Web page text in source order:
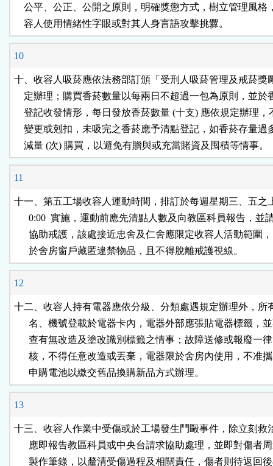
公平、公正、公開之原則，明確獎懲方式，樹立管理風格
    容人使用情緒性字眼或對其人身言語攻擊挑釁。
10
十、收容人吸菸應依法務部訂頒「受刑人吸菸管理及戒菸獎
定辦理；購買香菸數量以每兩日不超過一包為原則，並於
登記收發情形，每日發放香菸數量 (十支) 應依規定辦理
變更或剋扣，未吸完之香菸應予清點登記，如香菸存量過
    減量 (次) 購買，以避免有贈與或充當賭資及囤積等情事。
11
十一、第五工場收容人運動時間，排訂於每週星期三、五之
0:00  實施，運動前應先清點人數及向教區科員報告，並
協助戒護，該處接近忠舍及仁舍應限定收容人活動範圍
      於舍房窗戶藏匿違禁物品，且不得脫離戒護視線。
12
十二、收容人持有電器應依分級、分類處遇規定辦理外，所
名、機號登載於電器卡內，電器外部應張貼電器標籤，
查有無改造及塗改識別標籤之情事；故障送修或報廢一
核，不得任意改造或丟棄，電器限於舍房內使用，不准
      申購電池以繳交舊品換購新品方式辦理。
13
十三、收容人作業中受傷或於工場發生鬥毆事件，除立刻救
應即報告教區科員或中央台請求協助處理，並即對傷者
製作筆錄，以釐清受傷過程及相關責任，傷者則待返回